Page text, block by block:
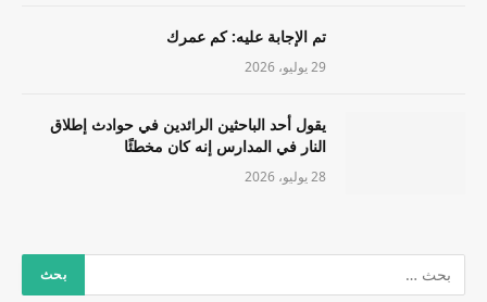
تم الإجابة عليه: كم عمرك
29 يوليو، 2026
يقول أحد الباحثين الرائدين في حوادث إطلاق
النار في المدارس إنه كان مخطئًا
28 يوليو، 2026